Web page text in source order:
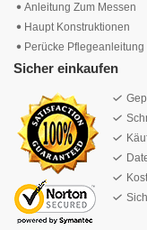
Anleitung Zum Messen
Haupt Konstruktionen
Perücke Pflegeanleitung
Sicher einkaufen